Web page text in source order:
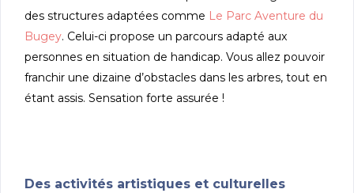
des structures adaptées comme Le Parc Aventure du
Bugey. Celui-ci propose un parcours adapté aux
personnes en situation de handicap. Vous allez pouvoir
franchir une dizaine d’obstacles dans les arbres, tout en
étant assis. Sensation forte assurée !
Des activités artistiques et culturelles